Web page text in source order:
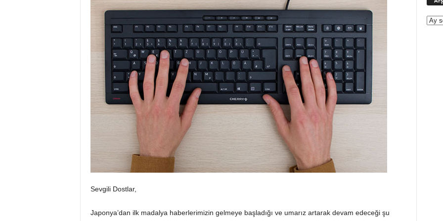
Sevgili Dostlar,
Japonya’dan ilk madalya haberlerimizin gelmeye başladığı ve umarız artarak devam edeceği şu